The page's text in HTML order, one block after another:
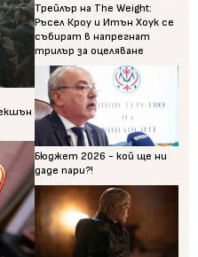
Трейлър на The Weight:
Ръсел Кроу и Итън Хоук се
събират в напрегнат
трилър за оцеляване
Бюджет 2026 - кой ще ни
даде пари?!